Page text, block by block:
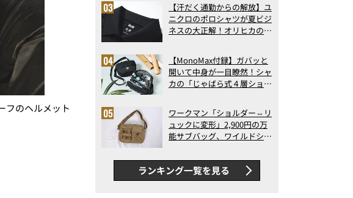
フのヘルメット
【モチーフは90～00年代U.S.モデル】アントラックのカジュア
バッグシリーズが登場
ト3】（2026年6月版）
【汗だく通勤からの解放】ユ
ニクロのポロシャツが夏ビジ
ネスの大正解！オリヒカの透
アの実力
【MonoMax付録】ガバッと
開いて中身が一目瞭然！シャ
カの「じゃばら式４層ショル
った！
ワークマン「ショルダー⇔リ
ュックに変形」2,900円の万
能サブバッグ、ワイルドシン
録…ほか【休日バッグの人気
記事ランキングベスト3】
（2026年6月版）
ランキング一覧を見る